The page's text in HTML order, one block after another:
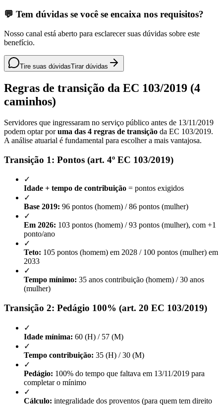
💬 Tem dúvidas se você se encaixa nos requisitos?
Nosso canal está aberto para esclarecer suas dúvidas sobre este
benefício.
Tire suas dúvidasTirar dúvidas
Regras de transição da EC 103/2019 (4
caminhos)
Servidores que ingressaram no serviço público antes de 13/11/2019
podem optar poruma das 4 regras de transição da EC 103/2019.
A análise atuarial é fundamental para escolher a mais vantajosa.
Transição 1: Pontos (art. 4º EC 103/2019)
✓
Idade + tempo de contribuição = pontos exigidos
✓
Base 2019: 96 pontos (homem) / 86 pontos (mulher)
✓
Em 2026: 103 pontos (homem) / 93 pontos (mulher), com +1
ponto/ano
✓
Teto: 105 pontos (homem) em 2028 / 100 pontos (mulher) em
2033
✓
Tempo mínimo: 35 anos contribuição (homem) / 30 anos
(mulher)
Transição 2: Pedágio 100% (art. 20 EC 103/2019)
✓
Idade mínima: 60 (H) / 57 (M)
✓
Tempo contribuição: 35 (H) / 30 (M)
✓
Pedágio: 100% do tempo que faltava em 13/11/2019 para
completar o mínimo
✓
Cálculo: integralidade dos proventos (para quem tem direito